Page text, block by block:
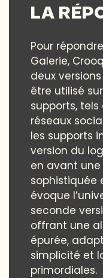
LA
Pour
Galerie,
deux
être utilisé
supports, tels
réseaux
les supports
version du
en avant
sophistiquée
évoque
seconde
offrant une
épurée,
simplicité et
primordiales.